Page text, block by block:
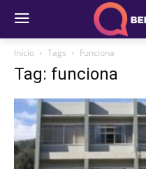
Início Tags Funciona
Tag: funciona